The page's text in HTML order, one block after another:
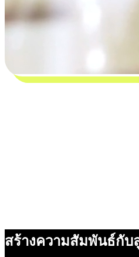
สร้างความสัมพันธ์กั